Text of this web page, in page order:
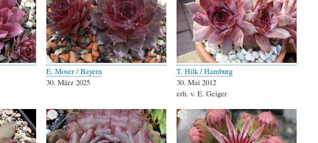
E. Moser / Bayern
30. März 2025
T. Hilk / Hamburg
30. Mai 2012
erh. v. E. Geiger